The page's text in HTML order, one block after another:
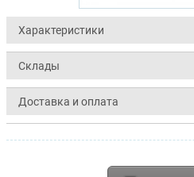
Характеристики
Склады
Доставка и оплата